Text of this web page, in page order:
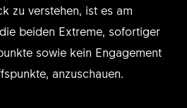
zu verstehen, ist es am
beiden Extreme, sofortiger
sowie kein Engagement
anzuschauen.